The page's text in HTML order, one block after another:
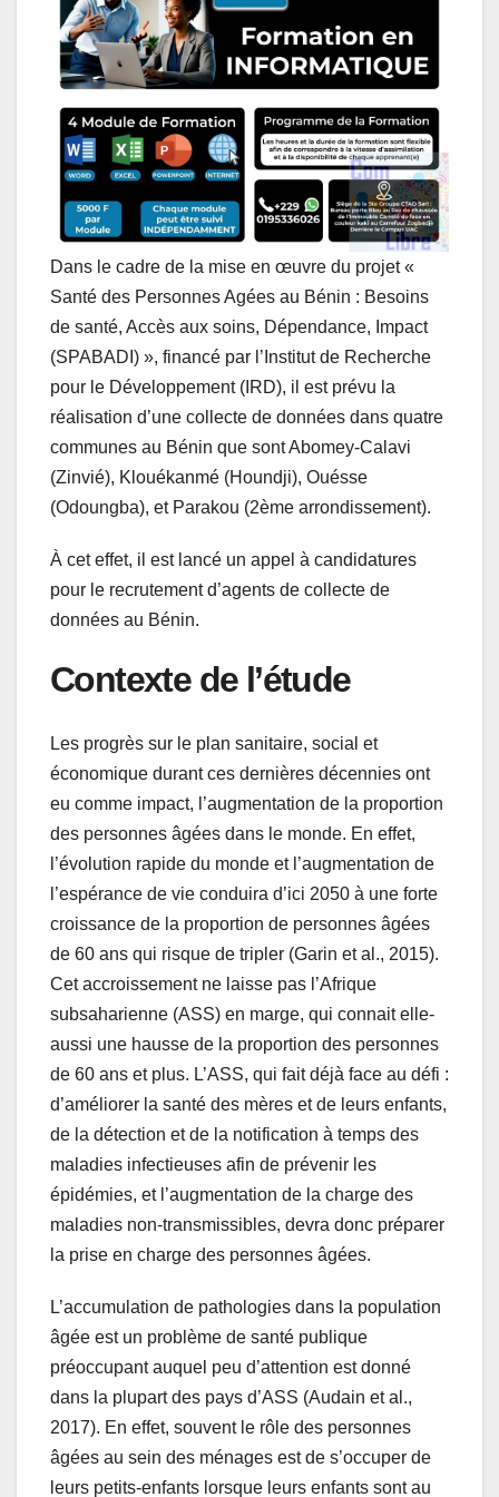
s
A
p
p
b
o
o
k
e
d
I
n
e
n
g
e
r
g
r
a
m
l
Dans le cadre de la mise en œuvre du projet «
Santé des Personnes Agées au Bénin : Besoins
de santé, Accès aux soins, Dépendance, Impact
(SPABADI) », financé par l’Institut de Recherche
pour le Développement (IRD), il est prévu la
réalisation d’une collecte de données dans quatre
communes au Bénin que sont Abomey-Calavi
(Zinvié), Klouékanmé (Houndji), Ouésse
(Odoungba), et Parakou (2ème arrondissement).
À cet effet, il est lancé un appel à candidatures
pour le recrutement d’agents de collecte de
données au Bénin.
Contexte de l’étude
Les progrès sur le plan sanitaire, social et
économique durant ces dernières décennies ont
eu comme impact, l’augmentation de la proportion
des personnes âgées dans le monde. En effet,
l’évolution rapide du monde et l’augmentation de
l’espérance de vie conduira d’ici 2050 à une forte
croissance de la proportion de personnes âgées
de 60 ans qui risque de tripler (Garin et al., 2015).
Cet accroissement ne laisse pas l’Afrique
subsaharienne (ASS) en marge, qui connait elle-
aussi une hausse de la proportion des personnes
de 60 ans et plus. L’ASS, qui fait déjà face au défi :
d’améliorer la santé des mères et de leurs enfants,
de la détection et de la notification à temps des
maladies infectieuses afin de prévenir les
épidémies, et l’augmentation de la charge des
maladies non-transmissibles, devra donc préparer
la prise en charge des personnes âgées.
L’accumulation de pathologies dans la population
âgée est un problème de santé publique
préoccupant auquel peu d’attention est donné
dans la plupart des pays d’ASS (Audain et al.,
2017). En effet, souvent le rôle des personnes
âgées au sein des ménages est de s’occuper de
leurs petits-enfants lorsque leurs enfants sont au